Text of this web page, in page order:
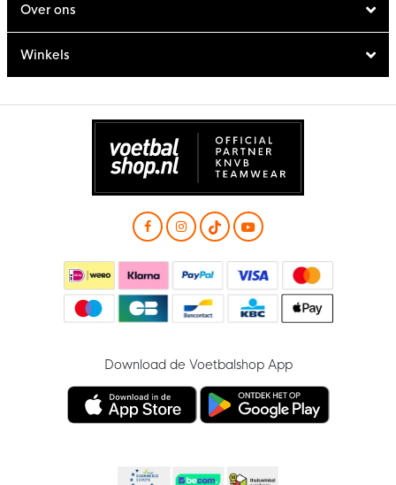
Over ons
Winkels
Download de Voetbalshop App